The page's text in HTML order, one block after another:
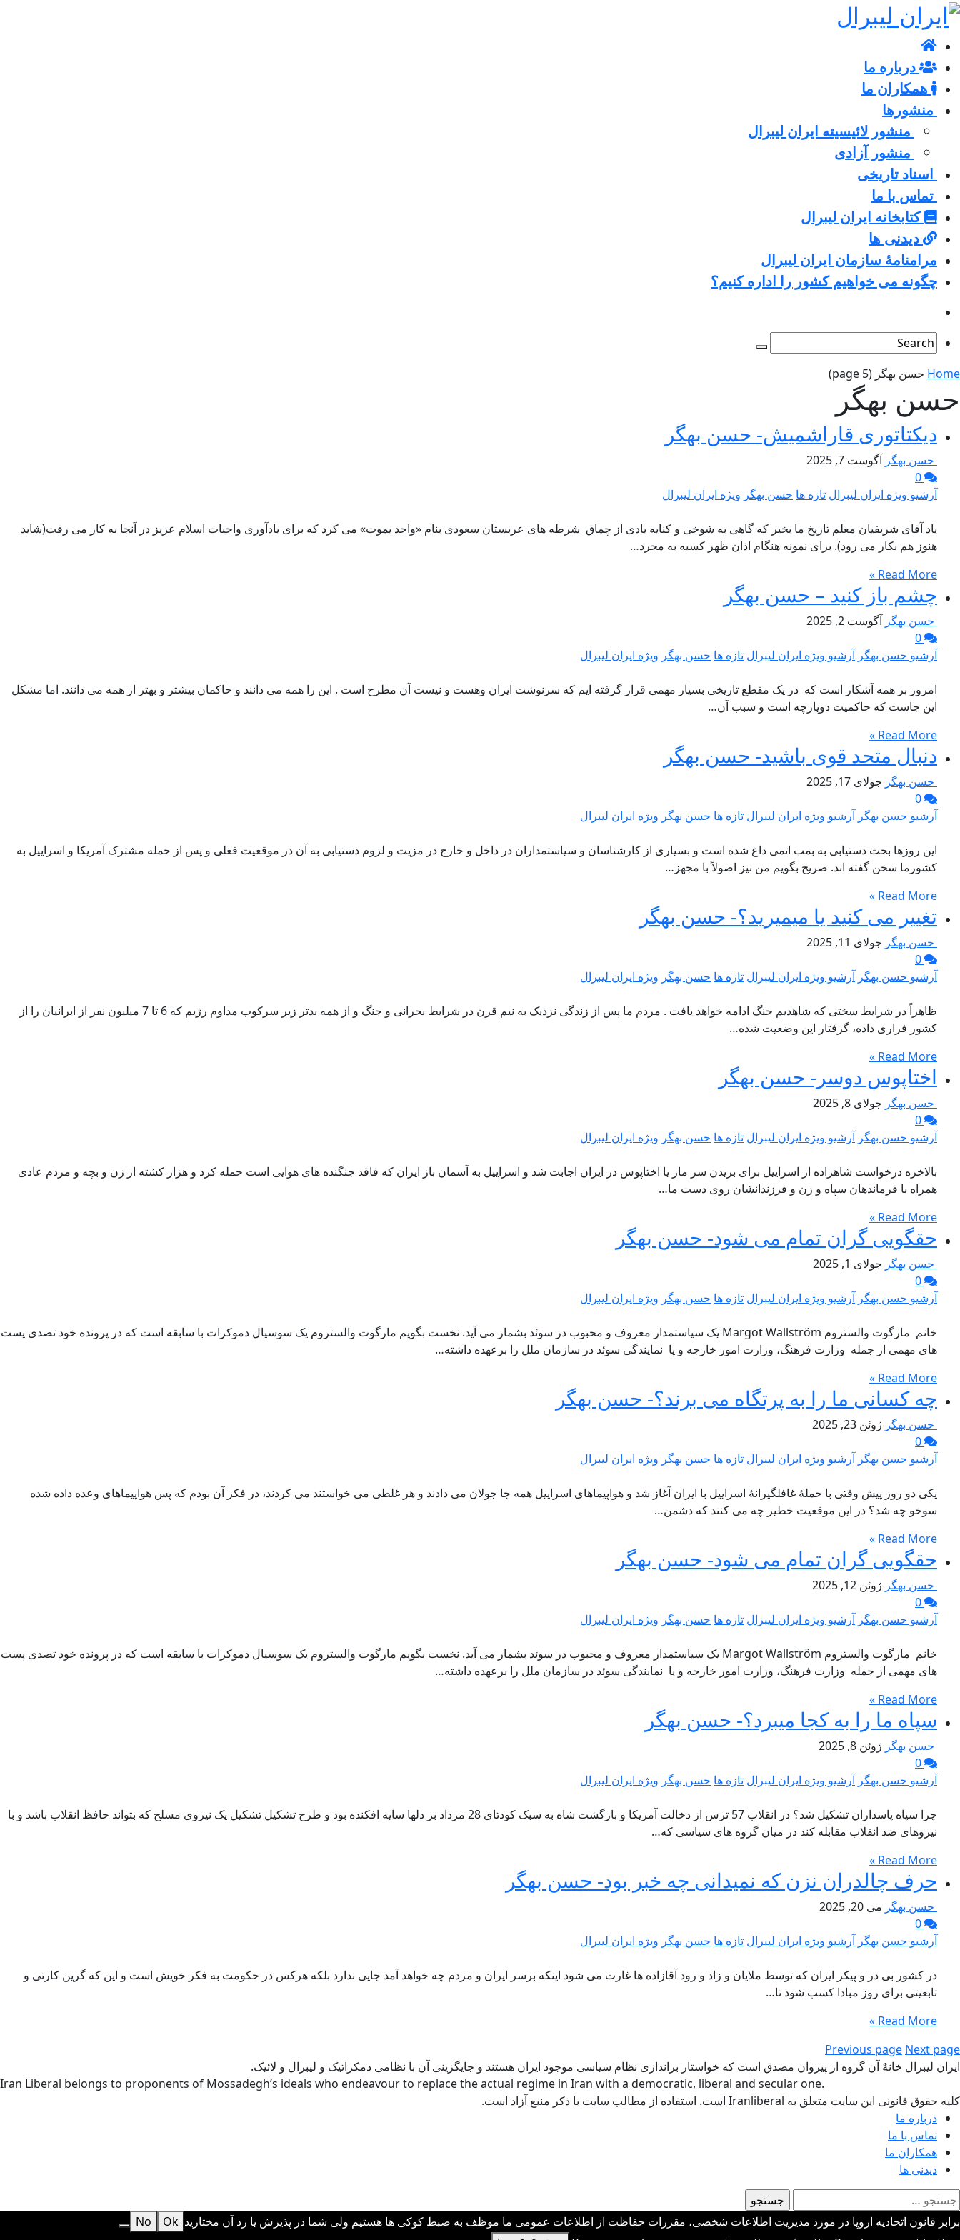
درباره ما
همکاران ما
منشورها
منشور لائیسیته ایران لیبرال
منشور آزادی
اسناد تاریخی
تماس با ما
کتابخانه ایران لیبرال
دیدنی ها
مرامنامۀ سازمان ایران لیبرال
چگونه می خواهیم کشور را اداره کنیم؟
Home حسن بهگر (page 5)
حسن بهگر
دیکتاتوری قاراشمیش- حسن بهگر
حسن بهگر آگوست 7, 2025
آرشیو ویژه ایران لیبرال تازه ها حسن بهگر ویژه ایران لیبرال
یاد آقای شریفیان معلم تاریخ ما بخیر که گاهی به شوخی و کنایه یادی از چماق شرطه های عربستان سعودی بنام «واحد یموت» می کرد که برای یادآوری واجبات اسلام عزیز در آنجا به کار می رفت(شاید
هنوز هم بکار می رود). برای نمونه هنگام اذان ظهر کسبه به مجرد…
Read More »
چشم باز کنید – حسن بهگر
حسن بهگر آگوست 2, 2025
آرشیو حسن بهگر آرشیو ویژه ایران لیبرال تازه ها حسن بهگر ویژه ایران لیبرال
امروز بر همه آشکار است که در یک مقطع تاریخی بسیار مهمی قرار گرفته ایم که سرنوشت ایران وهست و نیست آن مطرح است . این را همه می دانند و حاکمان بیشتر و بهتر از همه می دانند. اما مشکل
این جاست که حاکمیت دوپارچه است و سبب آن…
Read More »
دنبال متحد قوی باشید- حسن بهگر
حسن بهگر جولای 17, 2025
آرشیو حسن بهگر آرشیو ویژه ایران لیبرال تازه ها حسن بهگر ویژه ایران لیبرال
این روزها بحث دستیابی به بمب اتمی داغ شده است و بسیاری از کارشناسان و سیاستمداران در داخل و خارج در مزیت و لزوم دستیابی به آن در موقعیت فعلی و پس از حمله مشترک آمریکا و اسراییل به
کشورما سخن گفته اند. صریح بگویم من نیز اصولاً با مجهز…
Read More »
تغییر می کنید یا میمیرید؟- حسن بهگر
حسن بهگر جولای 11, 2025
آرشیو حسن بهگر آرشیو ویژه ایران لیبرال تازه ها حسن بهگر ویژه ایران لیبرال
ظاهراً در شرایط سختی که شاهدیم جنگ ادامه خواهد یافت . مردم ما پس از زندگی نزدیک به نیم قرن در شرایط بحرانی و جنگ و از همه بدتر زیر سرکوب مداوم رژیم که 6 تا 7 میلیون نفر از ایرانیان را از
کشور فراری داده، گرفتار این وضعیت شده…
Read More »
اختاپوس دوسر- حسن بهگر
حسن بهگر جولای 8, 2025
آرشیو حسن بهگر آرشیو ویژه ایران لیبرال تازه ها حسن بهگر ویژه ایران لیبرال
بالاخره درخواست شاهزاده از اسراییل برای بریدن سر مار یا اختاپوس در ایران اجابت شد و اسراییل به آسمان باز ایران که فاقد جنگنده های هوایی است حمله کرد و هزار کشته از زن و بچه و مردم عادی
همراه با فرماندهان سپاه و زن و فرزندانشان روی دست ما…
Read More »
حقگویی گران تمام می شود- حسن بهگر
حسن بهگر جولای 1, 2025
آرشیو حسن بهگر آرشیو ویژه ایران لیبرال تازه ها حسن بهگر ویژه ایران لیبرال
خانم مارگوت والستروم Margot Wallström یک سیاستمدار معروف و محبوب در سوئد بشمار می آید. نخست بگویم مارگوت والستروم یک سوسیال دموکرات با سابقه است که در پرونده خود تصدی پست
های مهمی از جمله وزارت فرهنگ، وزارت امور خارجه و یا نمایندگی سوئد در سازمان ملل را برعهده داشته…
Read More »
چه کسانی ما را به پرتگاه می برند؟- حسن بهگر
حسن بهگر ژوئن 23, 2025
آرشیو حسن بهگر آرشیو ویژه ایران لیبرال تازه ها حسن بهگر ویژه ایران لیبرال
یکی دو روز پیش وقتی با حملۀ غافلگیرانۀ اسراییل با ایران آغاز شد و هواپیماهای اسراییل همه جا جولان می دادند و هر غلطی می خواستند می کردند، در فکر آن بودم که پس هواپیماهای وعده داده شده
سوخو چه شد؟ در این موقعیت خطیر چه می کنند که دشمن…
Read More »
حقگویی گران تمام می شود- حسن بهگر
حسن بهگر ژوئن 12, 2025
آرشیو حسن بهگر آرشیو ویژه ایران لیبرال تازه ها حسن بهگر ویژه ایران لیبرال
خانم مارگوت والستروم Margot Wallström یک سیاستمدار معروف و محبوب در سوئد بشمار می آید. نخست بگویم مارگوت والستروم یک سوسیال دموکرات با سابقه است که در پرونده خود تصدی پست
های مهمی از جمله وزارت فرهنگ، وزارت امور خارجه و یا نمایندگی سوئد در سازمان ملل را برعهده داشته…
Read More »
سپاه ما را به کجا میبرد؟- حسن بهگر
حسن بهگر ژوئن 8, 2025
آرشیو حسن بهگر آرشیو ویژه ایران لیبرال تازه ها حسن بهگر ویژه ایران لیبرال
چرا سپاه پاسداران تشکیل شد؟ در انقلاب 57 ترس از دخالت آمریکا و بازگشت شاه به سبک کودتای 28 مرداد بر دلها سایه افکنده بود و طرح تشکیل تشکیل یک نیروی مسلح که بتواند حافظ انقلاب باشد و با
نیروهای ضد انقلاب مقابله کند در میان گروه های سیاسی که…
Read More »
حرف چالدران نزن که نمیدانی چه خبر بود- حسن بهگر
حسن بهگر می 20, 2025
آرشیو حسن بهگر آرشیو ویژه ایران لیبرال تازه ها حسن بهگر ویژه ایران لیبرال
در کشور بی در و پیکر ایران که توسط ملایان و زاد و رود آقازاده ها غارت می شود اینکه برسر ایران و مردم چه خواهد آمد جایی ندارد بلکه هرکس در حکومت به فکر خویش است و این که گرین کارتی و
تابعیتی برای روز مبادا کسب شود تا…
Read More »
Previous page Next page
ایران لیبرال خانهٌ آن گروه از پیروان مصدق است که خواستار براندازی نظام سیاسی موجود ایران هستند و جایگزینی آن با نظامی دمکراتیک و لیبرال و لائیک.
Iran Liberal belongs to proponents of Mossadegh’s ideals who endeavour to replace the actual regime in Iran with a democratic, liberal and secular one.
کلیه حقوق قانونی این سایت متعلق به Iranliberal است. استفاده از مطالب سایت با ذکر منبع آزاد است.
درباره ما
تماس با ما
همکاران ما
دیدنی ها
جستجو
برای:
برابر قانون اتحادیه اروپا در مورد مدیریت اطلاعات شخصی، مقررات حفاظت از اطلاعات عمومی ما موظف به ضبط کوکی ها هستیم ولی شما در پذیرش یا رد آن مختارید Ok
No